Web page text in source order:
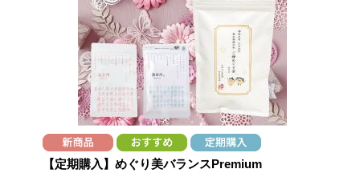
【定期購入】めぐり美バランスPremium